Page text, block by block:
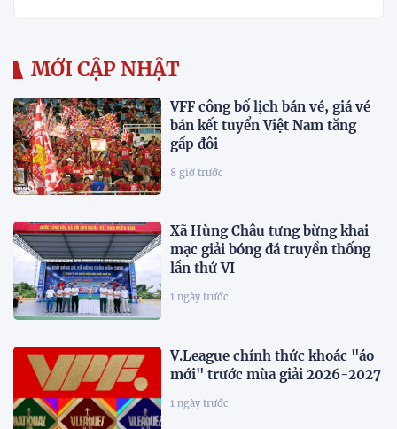
MỚI CẬP NHẬT
VFF công bố lịch bán vé, giá vé
bán kết tuyển Việt Nam tăng
gấp đôi
8 giờ trước
Xã Hùng Châu tưng bừng khai
mạc giải bóng đá truyền thống
lần thứ VI
1 ngày trước
V.League chính thức khoác "áo
mới" trước mùa giải 2026-2027
1 ngày trước